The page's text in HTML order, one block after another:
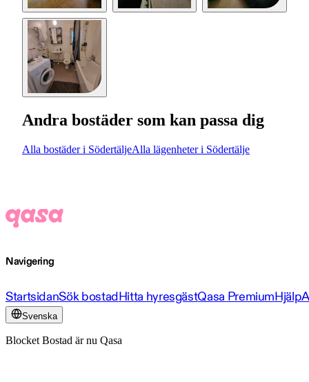
Andra bostäder som kan passa dig
Alla bostäder i SödertäljeAlla lägenheter i Södertälje
Navigering
StartsidanSök bostadHitta hyresgästQasa PremiumHjälp
Svenska
Blocket Bostad är nu Qasa